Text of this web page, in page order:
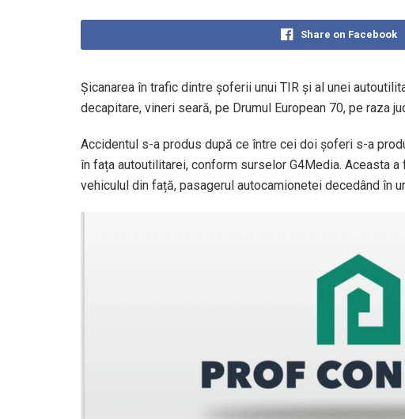
Share on Facebook
Șicanarea în trafic dintre șoferii unui TIR și al unei
decapitare, vineri seară, pe Drumul European 70, pe raza
Accidentul s-a produs după ce între cei doi șoferi s-a
în fața autoutilitarei, conform surselor G4Media. Aceasta
vehiculul din față, pasagerul autocamionetei decedând în